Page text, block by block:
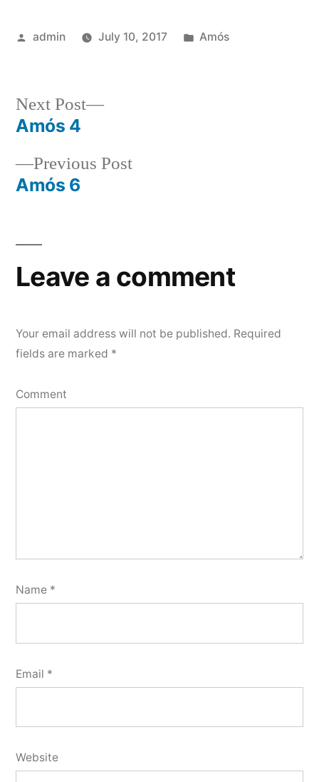
Posted
admin July 10, 2017
Posted
Amós
Post
navigation
Previous PostPrevious
Amós 6
Next Post
Next
Amós 4
Leave a comment
Your email address will not be published. Required
fields are marked *
Comment
Name *
Email *
Website